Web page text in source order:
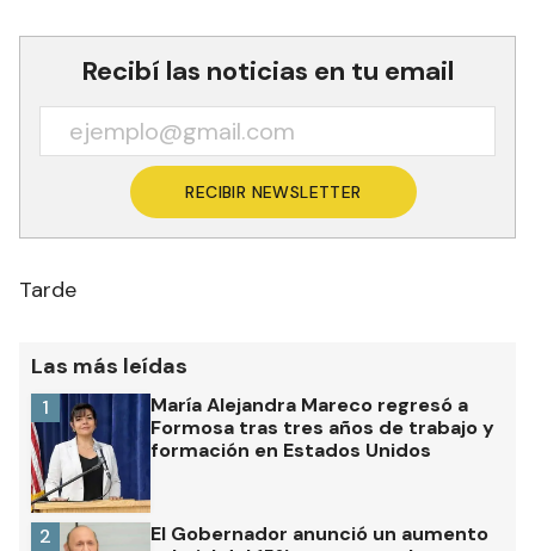
Recibí las noticias en tu email
RECIBIR NEWSLETTER
Tarde
Las más leídas
María Alejandra Mareco regresó a
Formosa tras tres años de trabajo y
formación en Estados Unidos
1
El Gobernador anunció un aumento
2